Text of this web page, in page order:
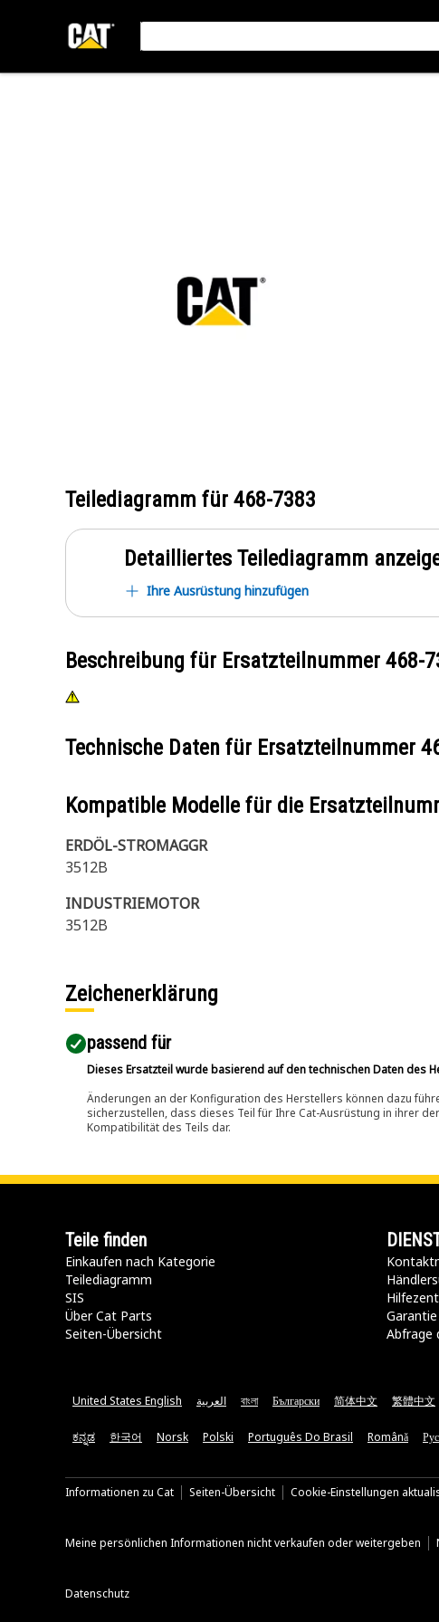
Teilediagramm für 468-7383
Detailliertes Teilediagramm
Ihre Ausrüstung hinzufügen
Beschreibung für Ersatzteilnummer 468-
Technische Daten für Ersatzteilnummer
Kompatible Modelle für die
ERDÖL-STROMAGGR
3512B
INDUSTRIEMOTOR
3512B
Zeichenerklärung
passend für​
Dieses Ersatzteil wurde basierend auf den technischen Daten des
Änderungen an der Konfiguration des Herstellers können dazu
sicherzustellen, dass dieses Teil für Ihre Cat-Ausrüstung in ihrer
Kompatibilität des Teils dar.
Teile finden
Einkaufen nach Kategorie
Teilediagramm
SIS
Über Cat Parts
Seiten-Übersicht
Abfrage
United States English العربية বাংলা Български 简体中文 繁體中文
ಕನ್ನಡ 한국어 Norsk Polski Português Do Brasil Română
Informationen zu Cat Seiten-Übersicht Cookie-Einstellungen
Meine persönlichen Informationen nicht verkaufen oder weitergeben
Datenschutz